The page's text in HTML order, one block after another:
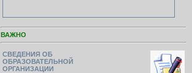
ВАЖНО
СВЕДЕНИЯ ОБ
ОБРАЗОВАТЕЛЬНОЙ
ОРГАНИЗАЦИИ